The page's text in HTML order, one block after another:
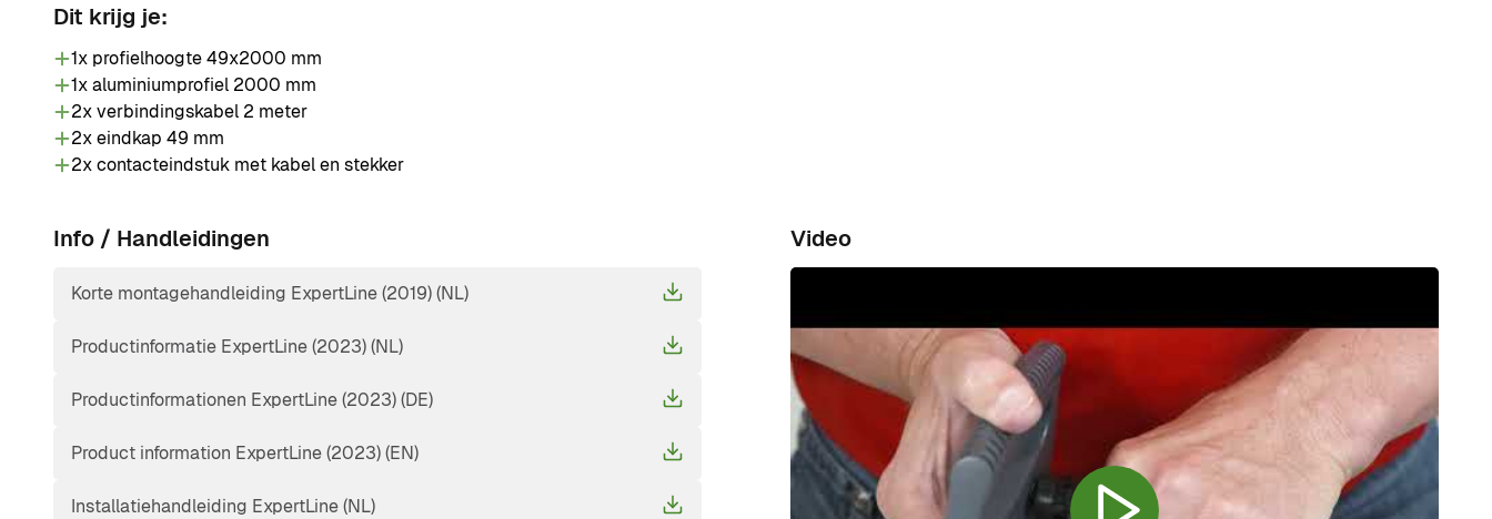
Dit krijg je:
1x profielhoogte 49x2000 mm
1x aluminiumprofiel 2000 mm
2x verbindingskabel 2 meter
2x eindkap 49 mm
2x contacteindstuk met kabel en stekker
Info / Handleidingen
Korte montagehandleiding ExpertLine (2019) (NL)
Productinformatie ExpertLine (2023) (NL)
Productinformationen ExpertLine (2023) (DE)
Product information ExpertLine (2023) (EN)
Installatiehandleiding ExpertLine (NL)
Video